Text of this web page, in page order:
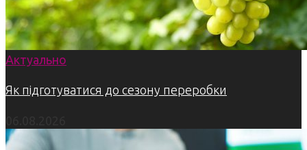
Актуально
Як підготуватися до сезону переробки